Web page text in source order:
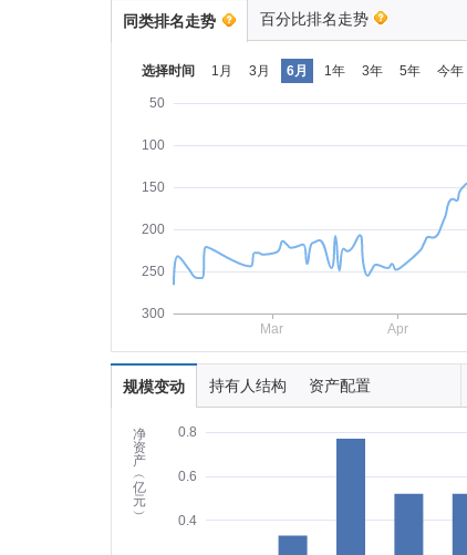
同类排名走势 百分比排名走势
选择时间 1月 3月 6月 1年 3年 5年 今年
50
100
150
200
250
300
Mar
Apr
规模变动 持有人结构 资产配置
净
资
产
︵
亿
元
︶
0.4
0.6
0.8